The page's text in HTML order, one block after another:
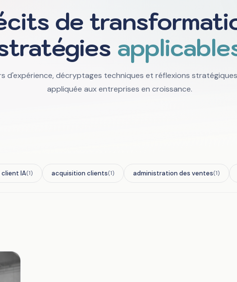
de
d'expérience, décryptages techniques et réflexions
appliquée aux entreprises en croissance.
IA(1) acquisition clients(1) administration des ventes(1)